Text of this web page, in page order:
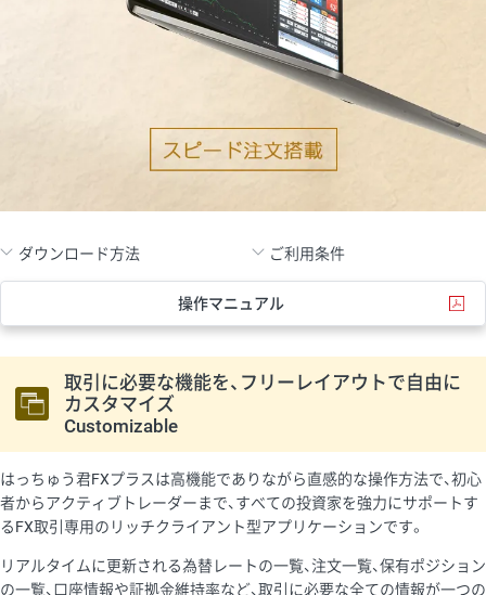
ダウンロード方法 ご利用条件
操作マニュアル
取引に必要な機能を、フリーレイアウトで自由に
カスタマイズ
Customizable
はっちゅう君FXプラスは高機能でありながら直感的な操作方法で、初心
者からアクティブトレーダーまで、すべての投資家を強力にサポートす
るFX取引専用のリッチクライアント型アプリケーションです。
リアルタイムに更新される為替レートの一覧、注文一覧、保有ポジション
の一覧、口座情報や証拠金維持率など、取引に必要な全ての情報が一つの